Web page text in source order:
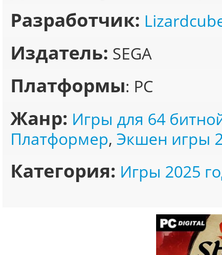
Разработчик:
Издатель: SEGA
Платформы: PC
Жанр: Игры для 64
Платформер, Экшен игры
Категория: Игры 2025